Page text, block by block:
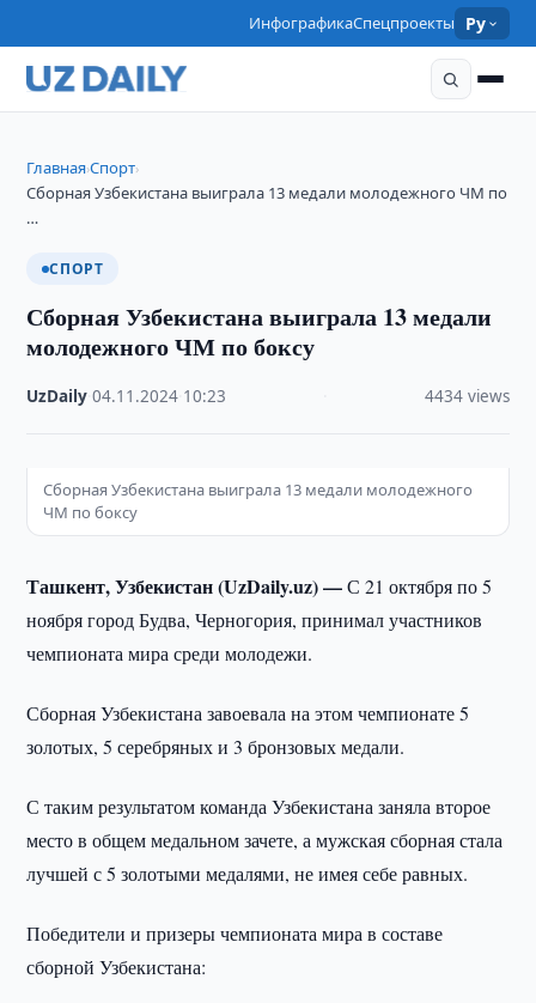
ИнфографикаСпецпроекты Ру
Главная›Спорт›
Сборная Узбекистана выиграла 13 медали молодежного ЧМ по
…
СПОРТ
Сборная Узбекистана выиграла 13 медали
молодежного ЧМ по боксу
UzDaily ·04.11.2024 10:23 4434 views
Сборная Узбекистана выиграла 13 медали молодежного
ЧМ по боксу
Ташкент, Узбекистан (UzDaily.uz) —С 21 октября по 5
ноября город Будва, Черногория, принимал участников
чемпионата мира среди молодежи.
Сборная Узбекистана завоевала на этом чемпионате 5
золотых, 5 серебряных и 3 бронзовых медали.
С таким результатом команда Узбекистана заняла второе
место в общем медальном зачете, а мужская сборная стала
лучшей с 5 золотыми медалями, не имея себе равных.
Победители и призеры чемпионата мира в составе
сборной Узбекистана: